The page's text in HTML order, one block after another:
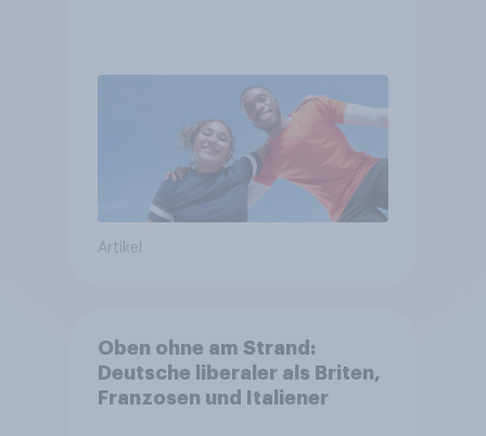
Artikel
Oben ohne am Strand:
Deutsche liberaler als Briten,
Franzosen und Italiener